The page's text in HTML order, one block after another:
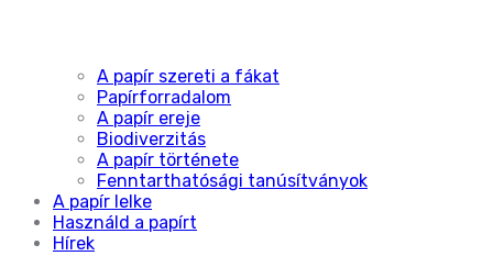
A papír szereti a fákat
Papírforradalom
A papír ereje
Biodiverzitás
A papír története
Fenntarthatósági tanúsítványok
A papír lelke
Használd a papírt
Hírek